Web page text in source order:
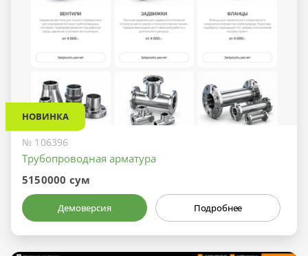
НОВИНКА
№ 106396
Трубопроводная арматура
5150000 сум
Демоверсия Подробнее